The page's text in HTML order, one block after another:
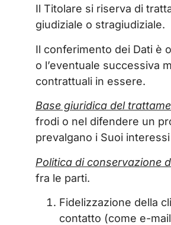
Il Titolare si riserva di
giudiziale o stragiudiziale.
Il conferimento dei Dati è
o l’eventuale successiva
contrattuali in essere.
Base giuridica del
frodi o nel difendere un
prevalgano i Suoi
Politica di conservazione
fra le parti.
Fidelizzazione della
contatto (come e-